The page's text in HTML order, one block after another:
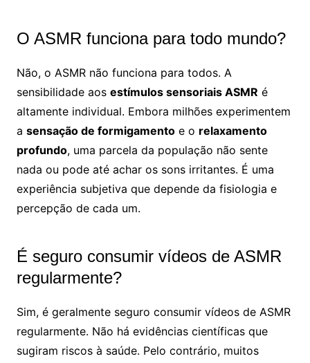
O ASMR funciona para todo mundo?
Não, o ASMR não funciona para todos. A
sensibilidade aos estímulos sensoriais ASMR é
altamente individual. Embora milhões experimentem
a sensação de formigamentoe o relaxamento
profundo, uma parcela da população não sente
nada ou pode até achar os sons irritantes. É uma
experiência subjetiva que depende da fisiologia e
percepção de cada um.
É seguro consumir vídeos de ASMR
regularmente?
Sim, é geralmente seguro consumir vídeos de ASMR
regularmente. Não há evidências científicas que
sugiram riscos à saúde. Pelo contrário, muitos